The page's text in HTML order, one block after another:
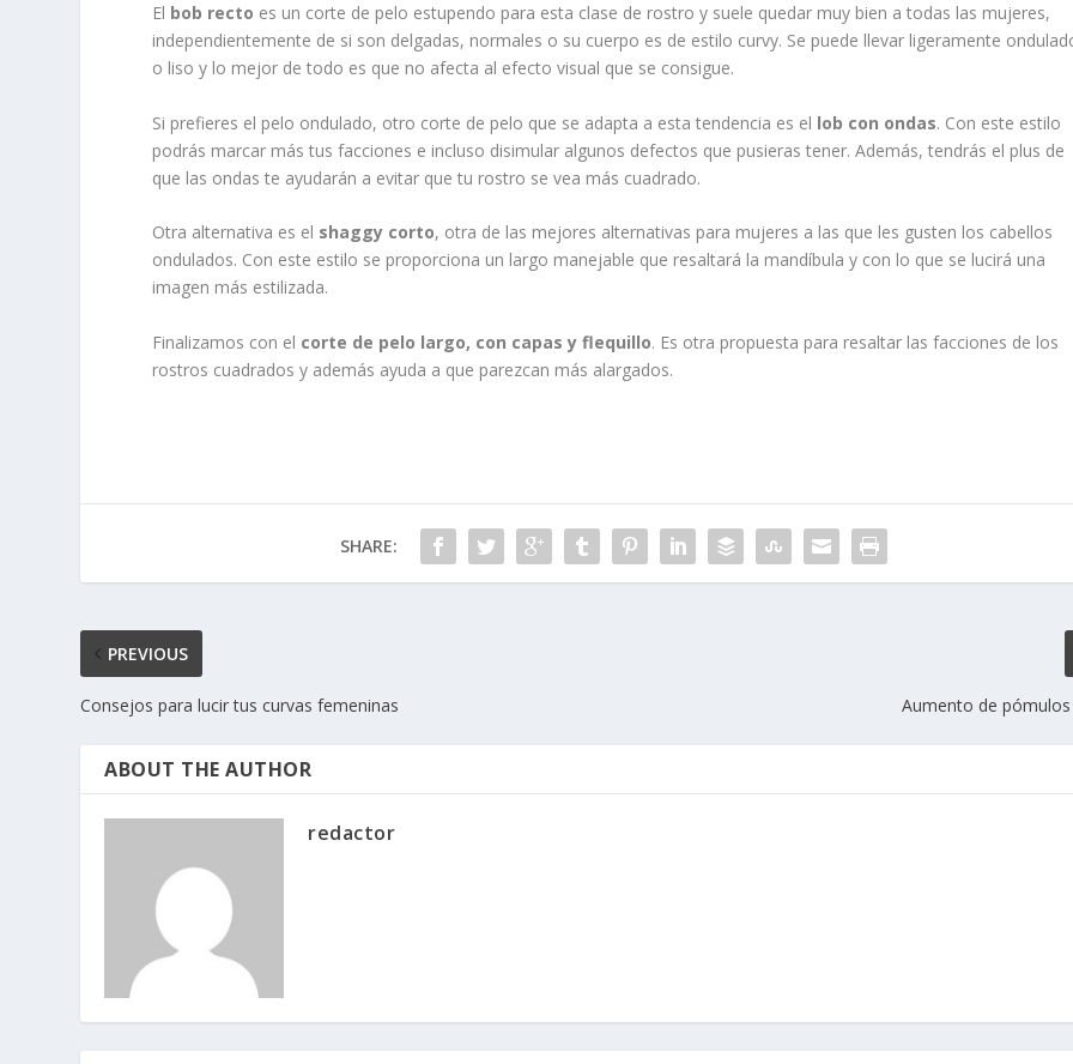
El bob recto es un corte de pelo estupendo para esta clase de rostro y suele quedar muy bien a todas las mujeres,
independientemente de si son delgadas, normales o su cuerpo es de estilo curvy. Se puede llevar ligeramente
o liso y lo mejor de todo es que no afecta al efecto visual que se consigue.
Si prefieres el pelo ondulado, otro corte de pelo que se adapta a esta tendencia es el lob con ondas. Con este estilo
podrás marcar más tus facciones e incluso disimular algunos defectos que pusieras tener. Además, tendrás el plus de
que las ondas te ayudarán a evitar que tu rostro se vea más cuadrado.
Otra alternativa es el shaggy corto, otra de las mejores alternativas para mujeres a las que les gusten los cabellos
ondulados. Con este estilo se proporciona un largo manejable que resaltará la mandíbula y con lo que se lucirá una
imagen más estilizada.
Finalizamos con el corte de pelo largo, con capas y flequillo. Es otra propuesta para resaltar las facciones de los
rostros cuadrados y además ayuda a que parezcan más alargados.
SHARE:
PREVIOUS
Consejos para lucir tus curvas femeninas Aumento de
ABOUT THE AUTHOR
redactor